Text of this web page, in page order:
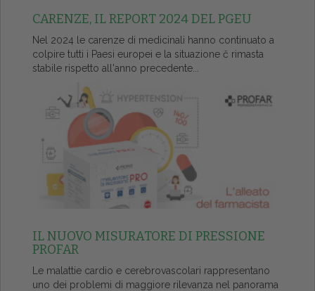
CARENZE, IL REPORT 2024 DEL PGEU
Nel 2024 le carenze di medicinali hanno continuato a
colpire tutti i Paesi europei e la situazione č rimasta
stabile rispetto all'anno precedente...
IL NUOVO MISURATORE DI PRESSIONE
PROFAR
Le malattie cardio e cerebrovascolari rappresentano
uno dei problemi di maggiore rilevanza nel panorama